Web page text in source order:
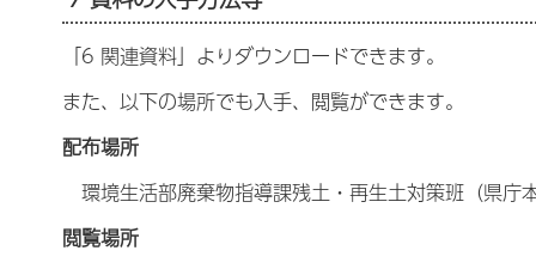
「6 関連資料」よりダウンロードできます。
また、以下の場所でも入手、閲覧ができます。
配布場所
環境生活部廃棄物指導課残土・再生土対策班（県庁
閲覧場所